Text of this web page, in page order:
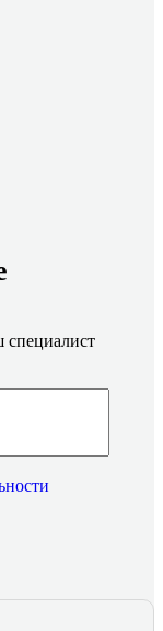
специалист